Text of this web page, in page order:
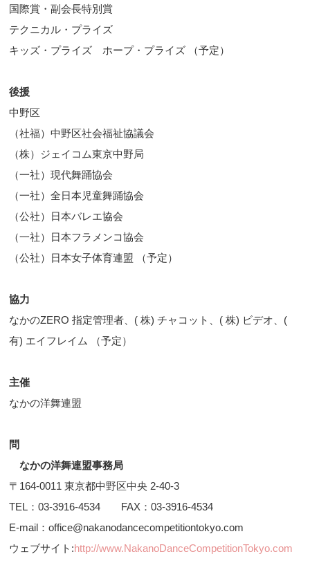
国際賞・副会長特別賞
テクニカル・プライズ
キッズ・プライズ ホープ・プライズ （予定）
後援
中野区
（社福）中野区社会福祉協議会
（株）ジェイコム東京中野局
（一社）現代舞踊協会
（一社）全日本児童舞踊協会
（公社）日本バレエ協会
（一社）日本フラメンコ協会
（公社）日本女子体育連盟 （予定）
協力
なかのZERO 指定管理者、( 株) チャコット、( 株) ビデオ、(
有) エイフレイム （予定）
主催
なかの洋舞連盟
問
なかの洋舞連盟事務局
〒164-0011 東京都中野区中央 2-40-3
TEL：03-3916-4534 FAX：03-3916-4534
E-mail：office@nakanodancecompetitiontokyo.com
ウェブサイト:http://www.NakanoDanceCompetitionTokyo.com